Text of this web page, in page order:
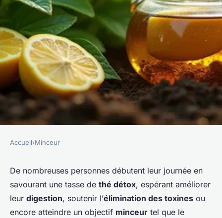
Thé détox : mythe ou allié
pour le bien-être et la
digestion ?
Accueil›Minceur
De nombreuses personnes débutent leur journée en
savourant une tasse de thé détox, espérant améliorer
leur digestion, soutenir l’élimination des toxines ou
encore atteindre un objectif minceur tel que le